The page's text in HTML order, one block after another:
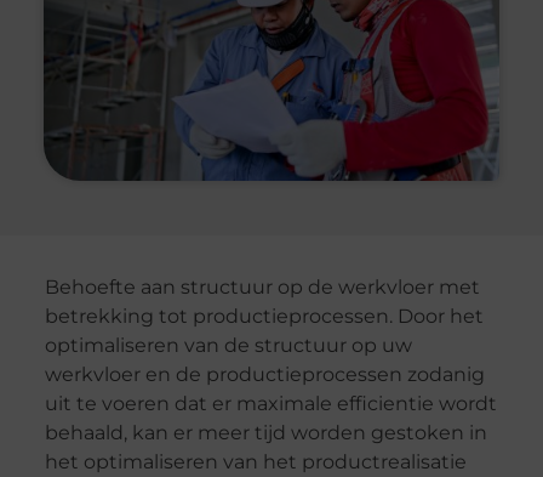
Behoefte aan structuur op de werkvloer met
betrekking tot productieprocessen. Door het
optimaliseren van de structuur op uw
werkvloer en de productieprocessen zodanig
uit te voeren dat er maximale efficientie wordt
behaald, kan er meer tijd worden gestoken in
het optimaliseren van het productrealisatie